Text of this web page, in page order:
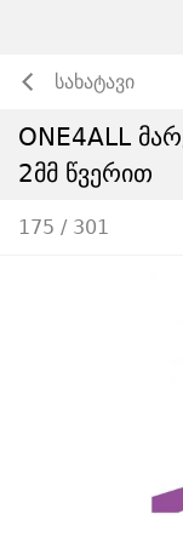
სახატავი
ONE4ALL
2მმ წვერით
175 / 301